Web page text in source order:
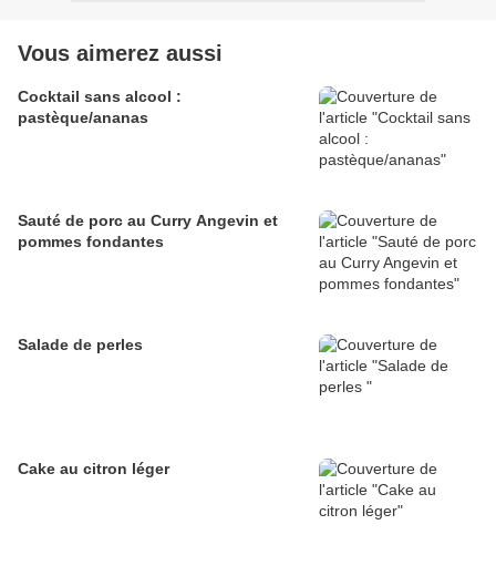
Vous aimerez aussi
Cocktail sans alcool :
pastèque/ananas
Sauté de porc au Curry Angevin et
pommes fondantes
Salade de perles
Cake au citron léger